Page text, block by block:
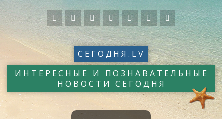
СЕГОДНЯ.LV
ИНТЕРЕСНЫЕ И ПОЗНАВАТЕЛЬНЫЕ
НОВОСТИ СЕГОДНЯ